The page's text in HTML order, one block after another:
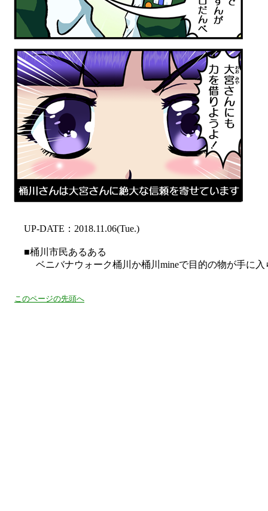
UP-DATE：2018.11.06(Tue.)
■桶川市民あるある
ベニバナウォーク桶川か桶川mineで目的の物が手に入
このページの先頭へ